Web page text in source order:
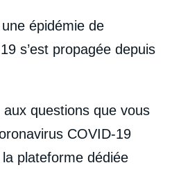
épidémie de
s’est propagée depuis
questions que vous
COVID-19
plateforme dédiée